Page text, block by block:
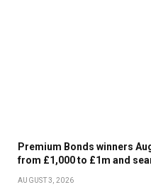
Premium Bonds winners
from £1,000 to £1m and
AUGUST 3, 2026